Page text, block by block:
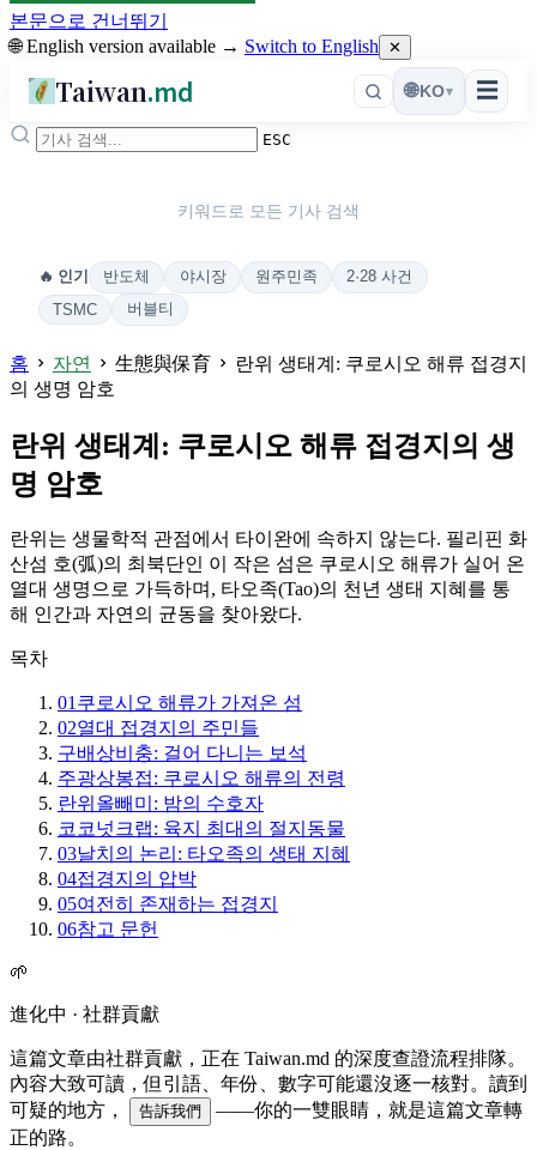
본문으로 건너뛰기
🌐 English version available → Switch to English ✕
Taiwan.md ☰
🌐KO▾
ESC
키워드로 모든 기사 검색
🔥 인기 반도체 야시장 원주민족
2·28 사건
TSMC
버블티
홈 자연 生態與保育
란위 생태계: 쿠로시오 해류 접경지
의 생명 암호
란위 생태계: 쿠로시오 해류 접경지의 생
명 암호
란위는 생물학적 관점에서 타이완에 속하지 않는다. 필리핀 화
산섬 호(弧)의 최북단인 이 작은 섬은 쿠로시오 해류가 실어 온
열대 생명으로 가득하며, 타오족(Tao)의 천년 생태 지혜를 통
해 인간과 자연의 균동을 찾아왔다.
목차
01 쿠로시오 해류가 가져온 섬
02열대 접경지의 주민들
구배상비충: 걸어 다니는 보석
주광상봉접: 쿠로시오 해류의 전령
란위올빼미: 밤의 수호자
코코넛크랩: 육지 최대의 절지동물
03날치의 논리: 타오족의 생태 지혜
04접경지의 압박
05여전히 존재하는 접경지
06참고 문헌
🌱
進化中 · 社群貢獻
這篇文章由社群貢獻，正在 Taiwan.md 的深度查證流程排隊。
內容大致可讀，但引語、年份、數字可能還沒逐一核對。讀到
可疑的地方，
告訴我們
——你的一雙眼睛，就是這篇文章轉
正的路。